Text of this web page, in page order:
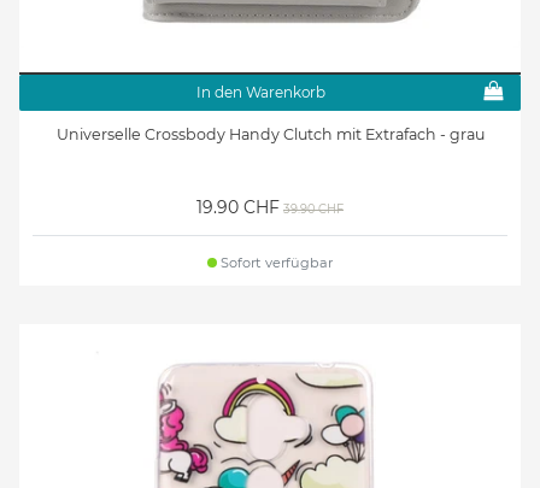
In den Warenkorb
Universelle Crossbody Handy Clutch mit Extrafach - grau
19.90 CHF 39.90 CHF
Sofort verfügbar